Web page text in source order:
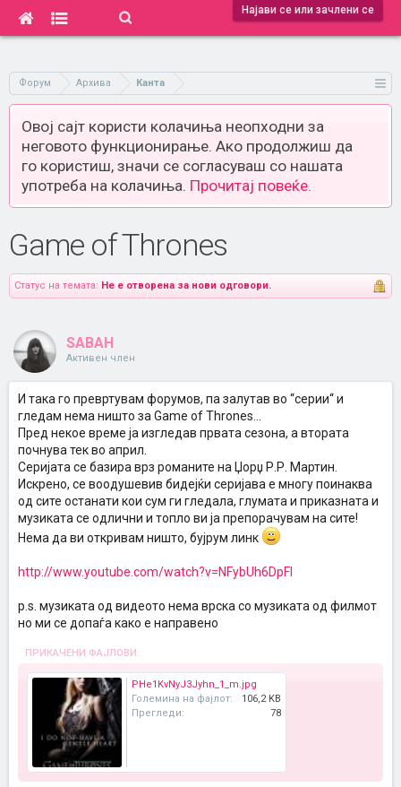
Најави се или зачлени се
Форум Архива Канта
Овој сајт користи колачиња неопходни за
неговото функционирање. Ако продолжиш да
го користиш, значи се согласуваш со нашата
употреба на колачиња. Прочитај повеќе.
Game of Thrones
Статус на темата: Не е отворена за нови одговори.
SABAH
Активен член
И така го превртувам форумов, па залутав во ‘‘серии‘‘ и
гледам нема ништо за Game of Thrones...
Пред некое време ја изгледав првата сезона, а втората
почнува тек во април.
Серијата се базира врз романите на Џорџ Р.Р. Мартин.
Искрено, се воодушевив бидејќи серијава е многу поинаква
од сите останати кои сум ги гледала, глумата и приказната и
музиката се одлични и топло ви ја препорачувам на сите!
Нема да ви откривам ништо, бујрум линк
http://www.youtube.com/watch?v=NFybUh6DpFI
p.s. музиката од видеото нема врска со музиката од филмот
но ми се допаѓа како е направено
ПРИКАЧЕНИ ФАЈЛОВИ:
PHe1KvNyJ3Jyhn_1_m.jpg
Големина на фајлот:
106,2 KB
Прегледи:
78